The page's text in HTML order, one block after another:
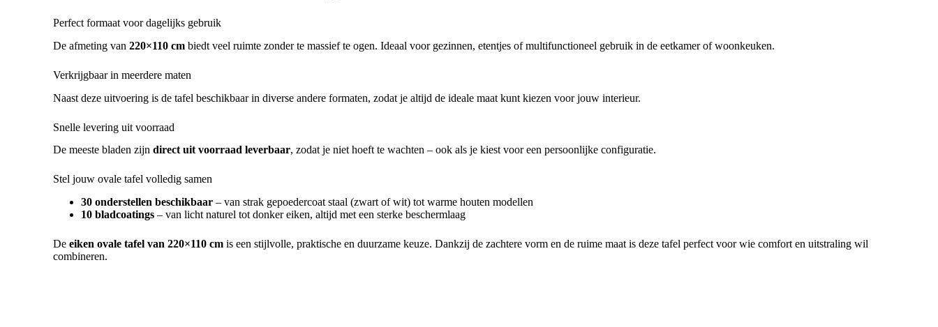
Perfect formaat voor dagelijks gebruik
De afmeting van 220×110 cm biedt veel ruimte zonder te massief te ogen. Ideaal voor gezinnen, etentjes of multifunctioneel gebruik in de eetkamer of woonkeuken.
Verkrijgbaar in meerdere maten
Naast deze uitvoering is de tafel beschikbaar in diverse andere formaten, zodat je altijd de ideale maat kunt kiezen voor jouw interieur.
Snelle levering uit voorraad
De meeste bladen zijn direct uit voorraad leverbaar, zodat je niet hoeft te wachten – ook als je kiest voor een persoonlijke configuratie.
Stel jouw ovale tafel volledig samen
30 onderstellen beschikbaar – van strak gepoedercoat staal (zwart of wit) tot warme houten modellen
10 bladcoatings – van licht naturel tot donker eiken, altijd met een sterke beschermlaag
De eiken ovale tafel van 220×110 cm is een stijlvolle, praktische en duurzame keuze. Dankzij de zachtere vorm en de ruime maat is deze tafel perfect voor wie comfort en uitstraling wil
combineren.